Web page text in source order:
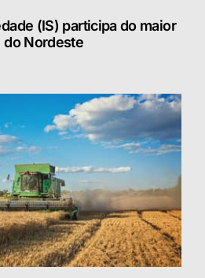
(IS) participa do maior
do Nordeste